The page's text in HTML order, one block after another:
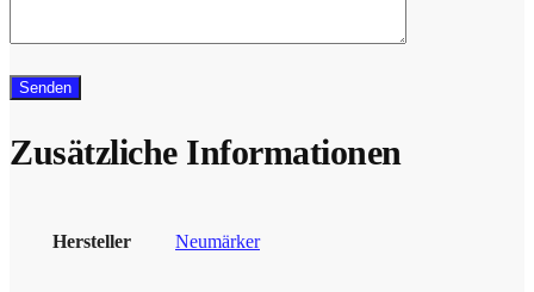
Zusätzliche Informationen
Hersteller Neumärker